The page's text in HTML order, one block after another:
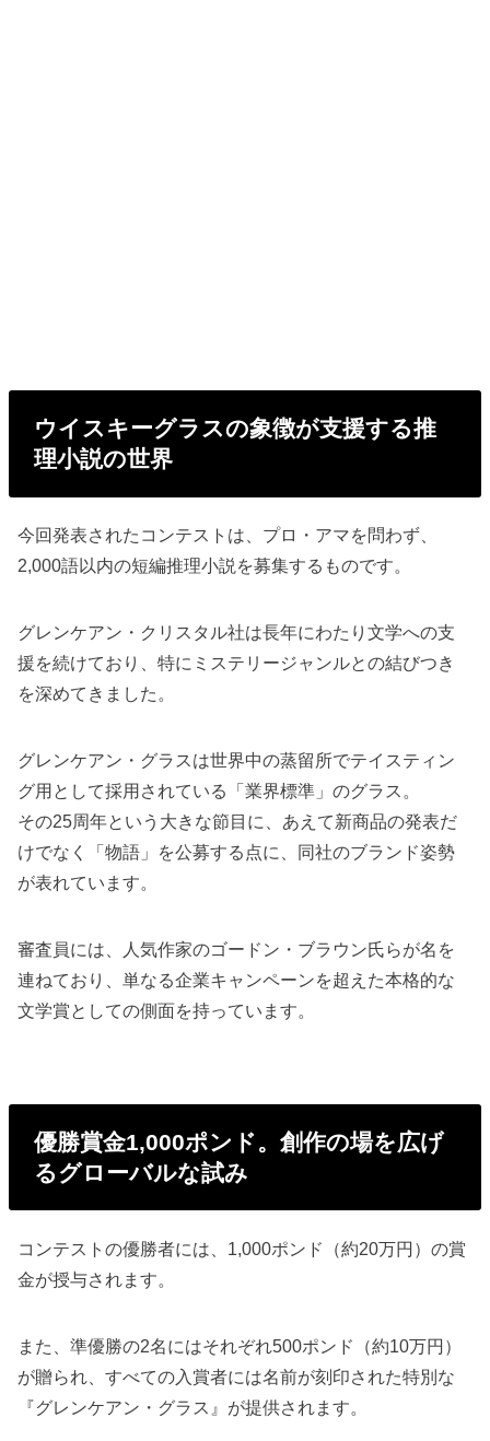
ウイスキーグラスの象徴が支援する推
理小説の世界
今回発表されたコンテストは、プロ・アマを問わず、
2,000語以内の短編推理小説を募集するものです。
グレンケアン・クリスタル社は長年にわたり文学への支
援を続けており、特にミステリージャンルとの結びつき
を深めてきました。
グレンケアン・グラスは世界中の蒸留所でテイスティン
グ用として採用されている「業界標準」のグラス。
その25周年という大きな節目に、あえて新商品の発表だ
けでなく「物語」を公募する点に、同社のブランド姿勢
が表れています。
審査員には、人気作家のゴードン・ブラウン氏らが名を
連ねており、単なる企業キャンペーンを超えた本格的な
文学賞としての側面を持っています。
優勝賞金1,000ポンド。創作の場を広げ
るグローバルな試み
コンテストの優勝者には、1,000ポンド（約20万円）の賞
金が授与されます。
また、準優勝の2名にはそれぞれ500ポンド（約10万円）
が贈られ、すべての入賞者には名前が刻印された特別な
『グレンケアン・グラス』が提供されます。